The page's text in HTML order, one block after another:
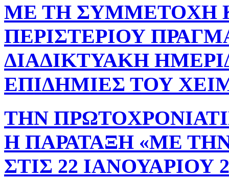
ΜΕ ΤΗ ΣΥΜΜΕΤΟΧΗ
ΠΕΡΙΣΤΕΡΙΟΥ
ΔΙΑΔΙΚΤΥΑΚΗ
ΕΠΙΔΗΜΙΕΣ ΤΟΥ
ΤΗΝ
Η ΠΑΡΑΤΑΞΗ «ΜΕ
ΣΤΙΣ 22 ΙΑΝΟΥΑΡΙΟΥ